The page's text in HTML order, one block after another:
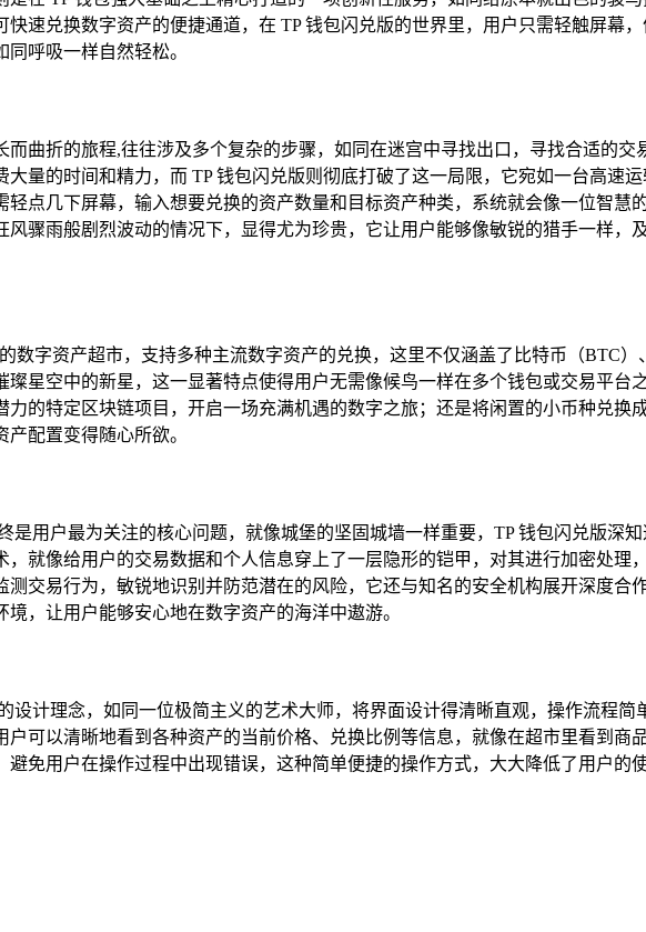
速兑换数字资产的便捷通道，在 TP 钱包闪兑版的世界里，用户只需轻触屏幕
呼吸一样自然轻松。
而曲折的旅程,往往涉及多个复杂的步骤，如同在迷宫中寻找出口，寻找合适的
大量的时间和精力，而 TP 钱包闪兑版则彻底打破了这一局限，它宛如一台高速
轻点几下屏幕，输入想要兑换的资产数量和目标资产种类，系统就会像一位智
骤雨般剧烈波动的情况下，显得尤为珍贵，它让用户能够像敏锐的猎手一样
数字资产超市，支持多种主流数字资产的兑换，这里不仅涵盖了比特币（BTC
星空中的新星，这一显著特点使得用户无需像候鸟一样在多个钱包或交易平
的特定区块链项目，开启一场充满机遇的数字之旅；还是将闲置的小币种兑换
配置变得随心所欲。
是用户最为关注的核心问题，就像城堡的坚固城墙一样重要，TP 钱包闪兑版深
就像给用户的交易数据和个人信息穿上了一层隐形的铠甲，对其进行加密处理
交易行为，敏锐地识别并防范潜在的风险，它还与知名的安全机构展开深度
，让用户能够安心地在数字资产的海洋中遨游。
设计理念，如同一位极简主义的艺术大师，将界面设计得清晰直观，操作流程
可以清晰地看到各种资产的当前价格、兑换比例等信息，就像在超市里看到
免用户在操作过程中出现错误，这种简单便捷的操作方式，大大降低了用户